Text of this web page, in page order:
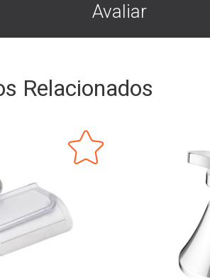
Avaliar
Relacionados